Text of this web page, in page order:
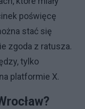
poświęcę
stać się
zgoda z ratusza.
tylko
platformie X.